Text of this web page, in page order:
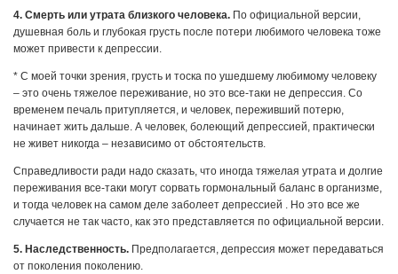
4. Смерть или утрата близкого человека. По официальной версии,
душевная боль и глубокая грусть после потери любимого человека тоже
может привести к депрессии.
* С моей точки зрения, грусть и тоска по ушедшему любимому человеку
– это очень тяжелое переживание, но это все-таки не депрессия. Со
временем печаль притупляется, и человек, переживший потерю,
начинает жить дальше. А человек, болеющий депрессией, практически
не живет никогда – независимо от обстоятельств.
Справедливости ради надо сказать, что иногда тяжелая утрата и долгие
переживания все-таки могут сорвать гормональный баланс в организме,
и тогда человек на самом деле заболеет депрессией . Но это все же
случается не так часто, как это представляется по официальной версии.
5. Наследственность. Предполагается, депрессия может передаваться
от поколения поколению.